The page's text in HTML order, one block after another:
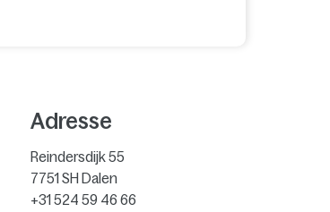
Adresse
Reindersdijk 55
7751 SH Dalen
+31 524 59 46 66